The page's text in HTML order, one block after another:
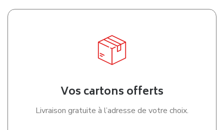
Vos cartons offerts
Livraison gratuite à l’adresse de votre choix.